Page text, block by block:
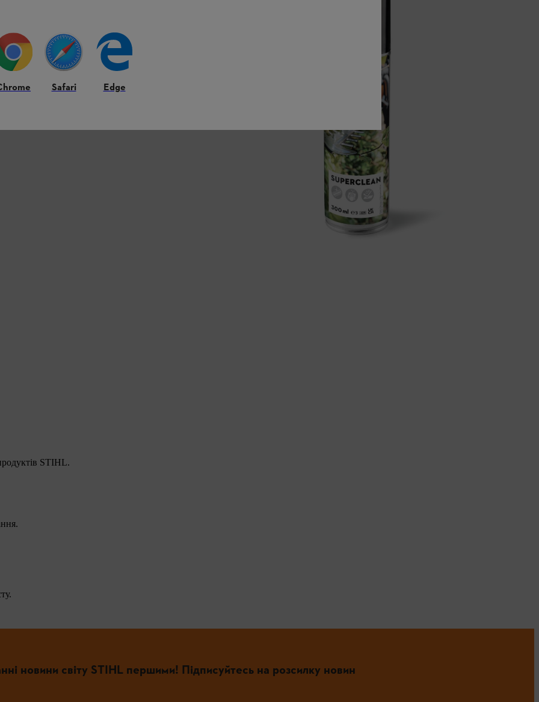
STIHL.
новини світу STIHL першими! Підписуйтесь на розсилку новин
Safari Edge